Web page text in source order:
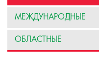
МЕЖДУНАРОДНЫЕ
ОБЛАСТНЫЕ